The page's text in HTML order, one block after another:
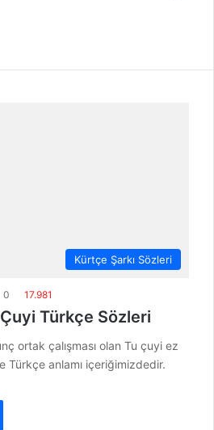
Kürtçe Şarkı Sözleri
0 17.981
Türkçe Sözleri
ortak çalışması olan Tu çuyi ez
Türkçe anlamı içeriğimizdedir.